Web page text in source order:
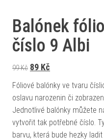
Balónek
číslo 9 Albi
99Kč Původní cena byla: 99
89 Kč
Fóliové balónky ve tvaru
oslavu narozenin či
Jednotlivé balónky můžete
vytvořit tak potřebné číslo.
barvu, která bude hezky